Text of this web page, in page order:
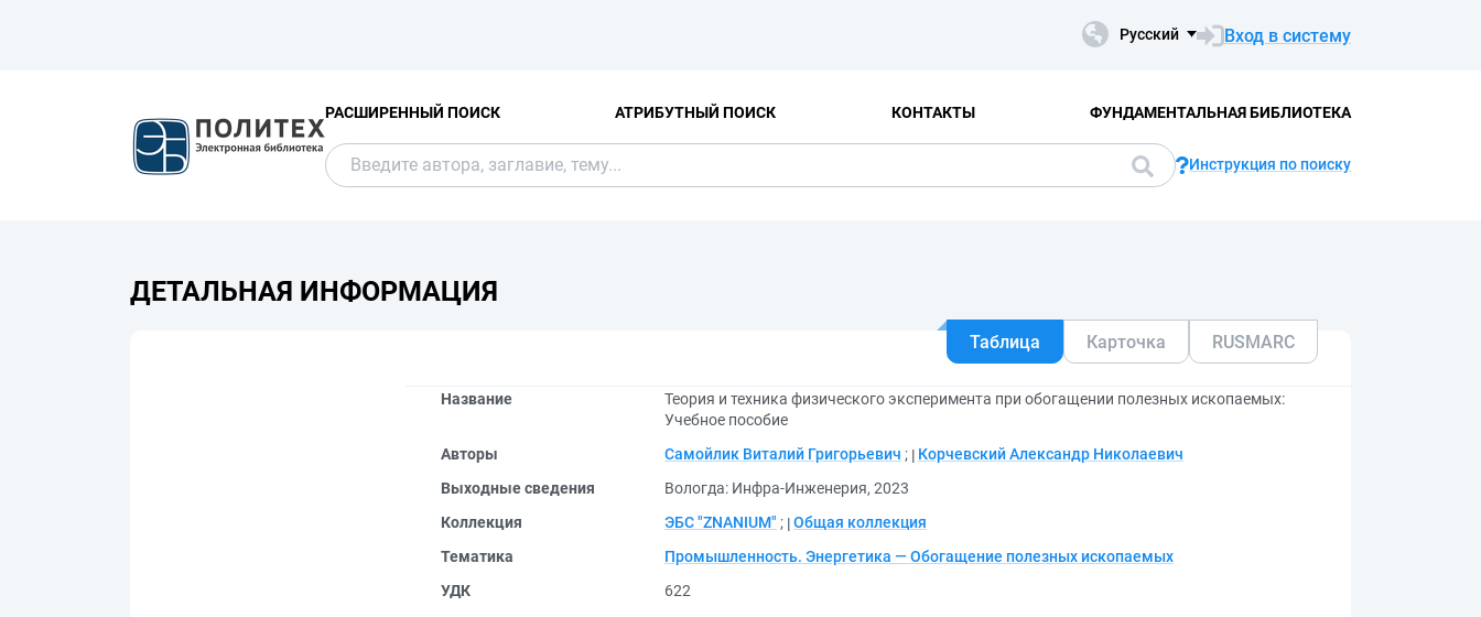
Русский Вход в систему
РАСШИРЕННЫЙ ПОИСК АТРИБУТНЫЙ ПОИСК КОНТАКТЫ ФУНДАМЕНТАЛЬНАЯ БИБЛИОТЕКА
Инструкция по поиску
ДЕТАЛЬНАЯ ИНФОРМАЦИЯ
Таблица Карточка RUSMARC
Название
Теория и техника физического эксперимента при обогащении полезных ископаемых:
Учебное пособие
Авторы
Самойлик Виталий Григорьевич ;
Корчевский Александр Николаевич
Выходные сведения
Вологда: Инфра-Инженерия, 2023
Коллекция
ЭБС "ZNANIUM" ; Общая коллекция
Тематика
Промышленность. Энергетика — Обогащение полезных ископаемых
УДК
622